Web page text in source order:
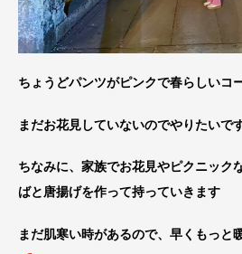
ちょうどパンツがピンクで春らしいコ
まだお花見していないのでやりたいで
ちなみに、家族でお花見やピクニック
ばと唐揚げを作って持っていきます
まだ肌寒い時があるので、早くもっと